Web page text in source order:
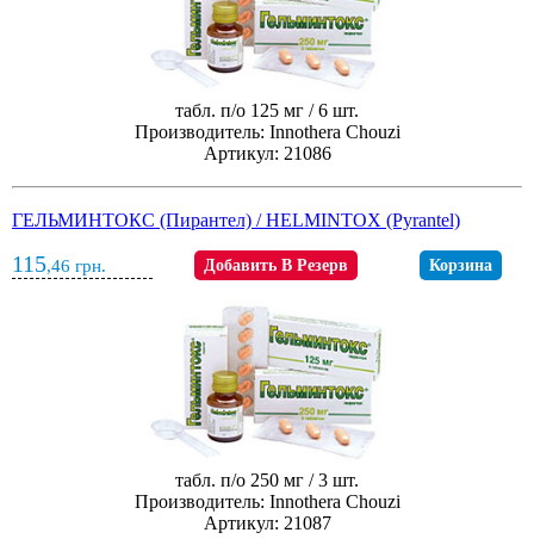
табл. п/о 125 мг / 6 шт.
Производитель: Innothera Chouzi
Артикул: 21086
ГЕЛЬМИНТОКС (Пирантел) / HELMINTOX (Pyrantel)
115,46 грн. Добавить В Резерв Корзина
табл. п/о 250 мг / 3 шт.
Производитель: Innothera Chouzi
Артикул: 21087